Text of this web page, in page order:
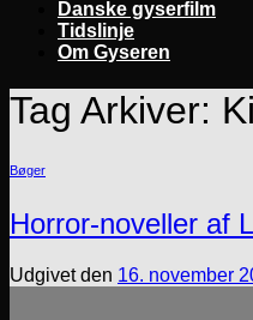
Danske gyserfilm
Tidslinje
Om Gyseren
Tag Arkiver:
Bøger
Horror-noveller af
Udgivet den 16. november